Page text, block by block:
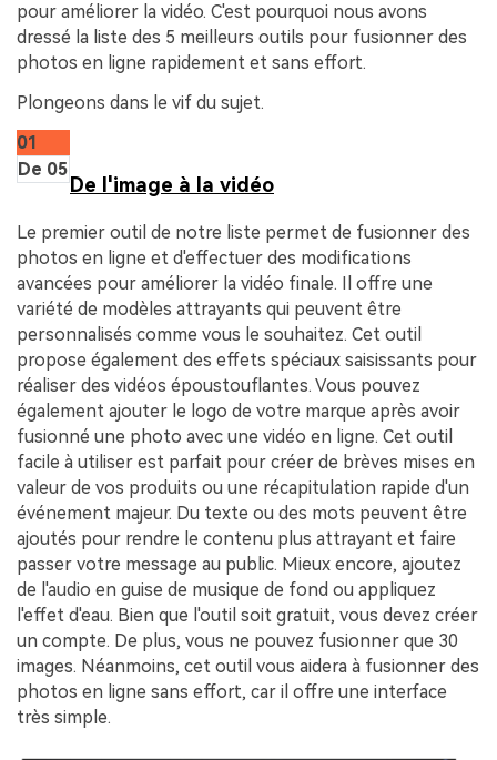
pour améliorer la vidéo. C'est pourquoi nous avons
dressé la liste des 5 meilleurs outils pour fusionner des
photos en ligne rapidement et sans effort.
Plongeons dans le vif du sujet.
01
De 05
De l'image à la vidéo
Le premier outil de notre liste permet de fusionner des
photos en ligne et d'effectuer des modifications
avancées pour améliorer la vidéo finale. Il offre une
variété de modèles attrayants qui peuvent être
personnalisés comme vous le souhaitez. Cet outil
propose également des effets spéciaux saisissants pour
réaliser des vidéos époustouflantes. Vous pouvez
également ajouter le logo de votre marque après avoir
fusionné une photo avec une vidéo en ligne. Cet outil
facile à utiliser est parfait pour créer de brèves mises en
valeur de vos produits ou une récapitulation rapide d'un
événement majeur. Du texte ou des mots peuvent être
ajoutés pour rendre le contenu plus attrayant et faire
passer votre message au public. Mieux encore, ajoutez
de l'audio en guise de musique de fond ou appliquez
l'effet d'eau. Bien que l'outil soit gratuit, vous devez créer
un compte. De plus, vous ne pouvez fusionner que 30
images. Néanmoins, cet outil vous aidera à fusionner des
photos en ligne sans effort, car il offre une interface
très simple.